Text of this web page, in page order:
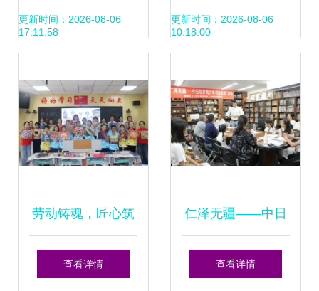
系来校交流研讨侧
更新时间：2026-08-06
17:11:58
凝聚共识，激发前
更新时间：2026-08-06
10:18:00
劳动铸魂，匠心筑
梦 我校2025年“学
查看详情
仁泽无疆——中日
友好青少年书法交
查看详情